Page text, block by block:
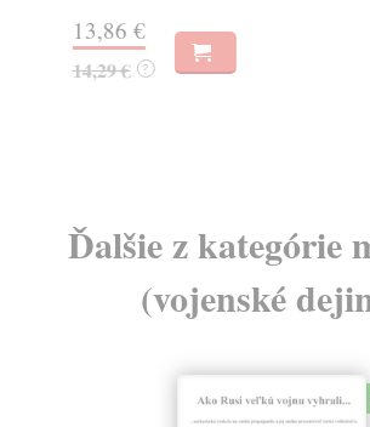
13,86 €
14,29 € ?
Ďalšie z kategórie
(vojenské